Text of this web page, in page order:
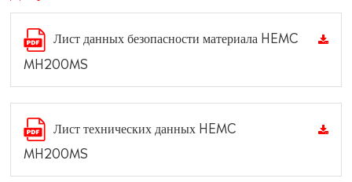
Лист данных безопасности материала HEMC
MH200MS
Лист технических данных HEMC
MH200MS